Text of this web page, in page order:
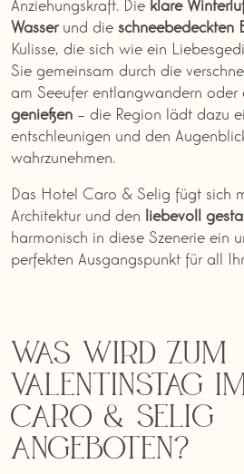
Wasserund die schneebedeckten
Kulisse, die sich wie ein
Sie gemeinsam durch die
am Seeufer entlangwandern oder
genießen – die Region lädt dazu
entschleunigen und den
wahrzunehmen.
Das Hotel Caro & Selig fügt sich
Architektur und den liebevoll
harmonisch in diese Szenerie ein
perfekten Ausgangspunkt für all
Was wird zum
Valentinstag
Caro & Selig
angeboten?